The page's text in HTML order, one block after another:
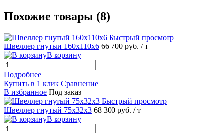
Похожие товары (8)
Быстрый просмотр
Швеллер гнутый 160х110х6 66 700 руб. / т
В корзину
Подробнее
Купить в 1 клик Сравнение
В избранное Под заказ
Быстрый просмотр
Швеллер гнутый 75х32х3 68 300 руб. / т
В корзину